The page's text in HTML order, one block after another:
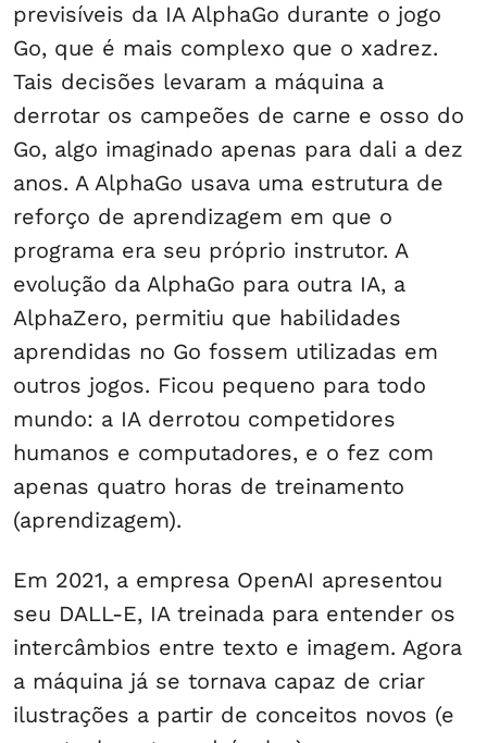
previsíveis da IA AlphaGo durante o jogo
Go, que é mais complexo que o xadrez.
Tais decisões levaram a máquina a
derrotar os campeões de carne e osso do
Go, algo imaginado apenas para dali a dez
anos. A AlphaGo usava uma estrutura de
reforço de aprendizagem em que o
programa era seu próprio instrutor. A
evolução da AlphaGo para outra IA, a
AlphaZero, permitiu que habilidades
aprendidas no Go fossem utilizadas em
outros jogos. Ficou pequeno para todo
mundo: a IA derrotou competidores
humanos e computadores, e o fez com
apenas quatro horas de treinamento
(aprendizagem).
Em 2021, a empresa OpenAI apresentou
seu DALL-E, IA treinada para entender os
intercâmbios entre texto e imagem. Agora
a máquina já se tornava capaz de criar
ilustrações a partir de conceitos novos (e